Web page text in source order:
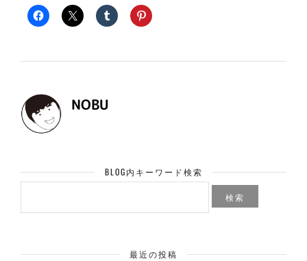
NOBU
BLOG内キーワード検索
検
最近の投稿